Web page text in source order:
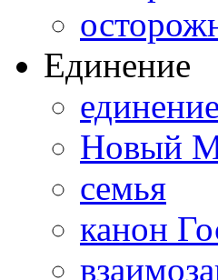
Единение
единение
Новый
семья
канон